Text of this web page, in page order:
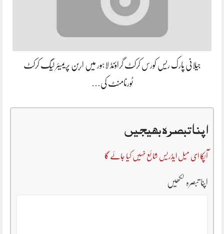
جیلانی پارک ریس کورس کرکٹ گراؤنڈ لاہور میں اربن پریمیئر لیگ کرکٹ
ٹورنامنٹ کی…
اپنا تبصرہ بھیجیں
آپکا ای میل ایڈریس شائع نہیں کیا جائے گا
اپنا تبصرہ لکھیں